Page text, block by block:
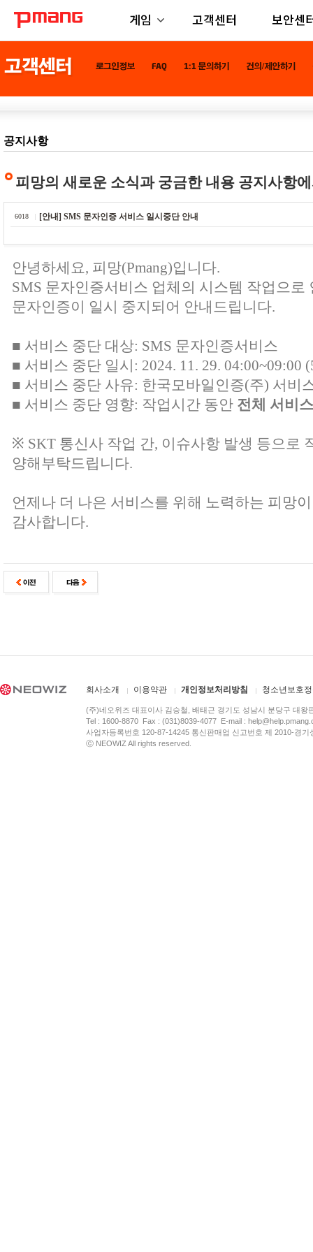
게임 고객센터 보안센
공지사항
피망의 새로운 소식과 궁금한 내용 공지사항
6018 [안내] SMS 문자인증 서비스 일시중단 안내
안녕하세요, 피망(Pmang)입니다.
SMS 문자인증서비스 업체의 시스템 작업으로
문자인증이 일시 중지되어 안내드립니다.
■ 서비스 중단 대상: SMS 문자인증서비스
■ 서비스 중단 일시: 2024. 11. 29. 04:00~09:00
■ 서비스 중단 사유: 한국모바일인증(주) 서비
■ 서비스 중단 영향: 작업시간 동안 전체 서비
※ SKT 통신사 작업 간, 이슈사항 발생 등으로
양해부탁드립니다.
언제나 더 나은 서비스를 위해 노력하는 피망
감사합니다.
회사소개 이용약관 개인정보처리방침 청소년보호
(주)네오위즈 대표이사 김승철, 배태근 경기도 성남시 분당구 대왕
Tel : 1600-8870 Fax : (031)8039-4077 E-mail :
사업자등록번호 120-87-14245 통신판매업 신고번호 제 2010-경
ⓒ NEOWIZ All rights reserved.